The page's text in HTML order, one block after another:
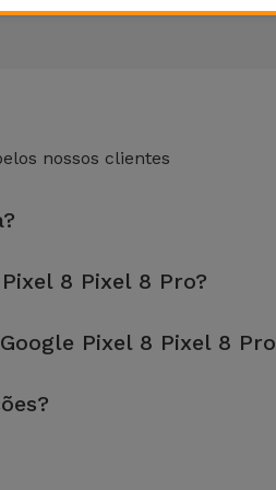
nossos clientes
8 Pixel 8 Pro?
Pixel 8 Pixel 8 Pro
barata.